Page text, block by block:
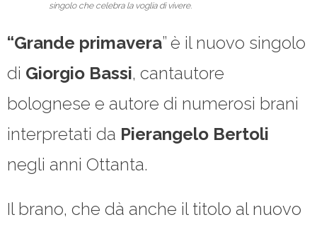
singolo che celebra la voglia di vivere.
“Grande primavera” è il nuovo singolo
di Giorgio Bassi, cantautore
bolognese e autore di numerosi brani
interpretati da Pierangelo Bertoli
negli anni Ottanta.
Il brano, che dà anche il titolo al nuovo